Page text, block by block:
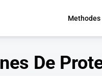
Methodes
De